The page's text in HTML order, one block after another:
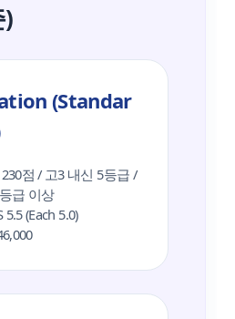
(Standar
점 / 고3 내신 5등급 /
급 이상
5.5 (Each 5.0)